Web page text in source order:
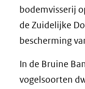
bodemvisserij
de Zuidelijke
bescherming
In de Bruine
vogelsoorten